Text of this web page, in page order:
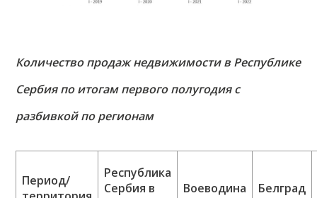
Количество продаж недвижимости в Республике
Сербия по итогам первого полугодия с
разбивкой по регионам
Период/
Республика
Сербия в
Воеводина Белград